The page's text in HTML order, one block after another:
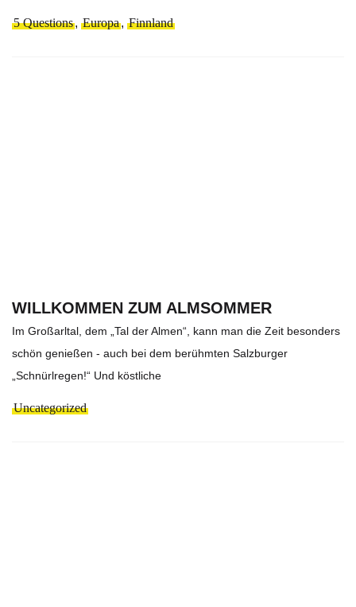
5 Questions, Europa, Finnland
WILLKOMMEN ZUM ALMSOMMER
Im Großarltal, dem „Tal der Almen“, kann man die Zeit besonders
schön genießen - auch bei dem berühmten Salzburger
„Schnürlregen!“ Und köstliche
Uncategorized